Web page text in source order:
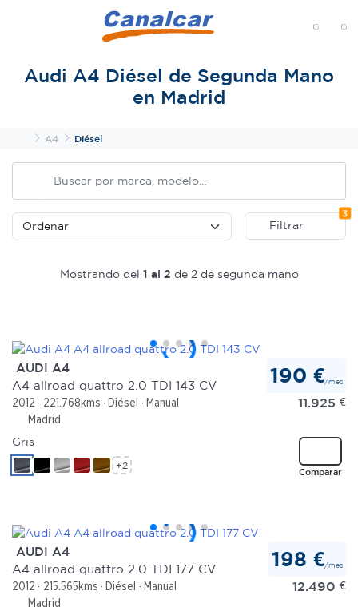
Audi A4 Diésel de Segunda Mano
en Madrid
InicioA4 Diésel
Filtrar
3
Mostrando del 1 al 2 de 2 de segunda mano
AUDI A4
A4 allroad quattro 2.0 TDI 143 CV
2012 221.768kms Diésel
Manual
Madrid
190 €/mes
11.925 €
Comparar
Gris
+2
AUDI A4
A4 allroad quattro 2.0 TDI 177 CV
2012 215.565kms Diésel
Manual
Madrid
198 €/mes
12.490 €